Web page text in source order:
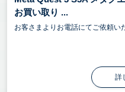
ーミングモニターやキ
特定のゲームコラボモ
モ、Razer×Haloエディ
お買い取り ...
お客さまよりお電話にてご依頼い
詳